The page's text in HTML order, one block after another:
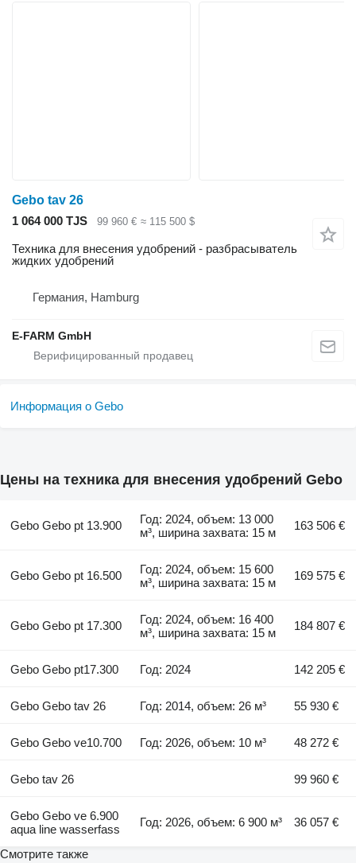
Gebo tav 26
1 064 000 TJS
99 960 € ≈ 115 500 $
Техника для внесения удобрений - разбрасыватель
жидких удобрений
Германия, Hamburg
E-FARM GmbH
Информация о Gebo
Цены на техника для внесения удобрений Gebo
Gebo Gebo pt 13.900
Год: 2024, объем: 13 000
м³, ширина захвата: 15 м
163 506 €
Gebo Gebo pt 16.500
Год: 2024, объем: 15 600
м³, ширина захвата: 15 м
169 575 €
Gebo Gebo pt 17.300
Год: 2024, объем: 16 400
м³, ширина захвата: 15 м
184 807 €
Gebo Gebo pt17.300 Год: 2024 142 205 €
Gebo Gebo tav 26 Год: 2014, объем: 26 м³ 55 930 €
Gebo Gebo ve10.700 Год: 2026, объем: 10 м³ 48 272 €
Gebo tav 26 99 960 €
Gebo Gebo ve 6.900
aqua line wasserfass
Год: 2026, объем: 6 900 м³ 36 057 €
Смотрите также